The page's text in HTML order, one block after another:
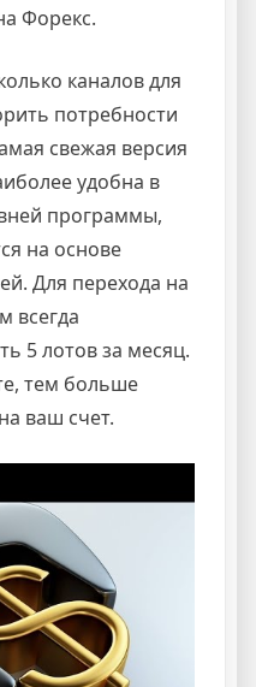
Форекс.
каналов для
потребности
свежая версия
удобна в
программы,
на основе
Для перехода на
всегда
5 лотов за месяц.
тем больше
ваш счет.